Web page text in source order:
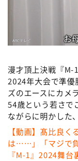
本日はダイア
教えて！ニュ
新婚さんいら
ポツンと一軒家
ザキ山小屋本館
ぺこぱのまる
アナ回覧板
漫才頂上決戦『M-
2024年大会で準優
ズのエースにカメ
54歳という若さで
ながらに明かした
【動画】髙比良
は……」「マジで
『M-1』2024舞台